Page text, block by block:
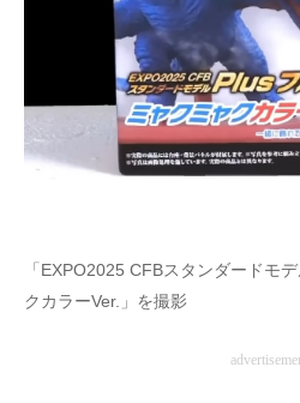
「EXPO2025 CFBスタンダードモ
クカラーVer.」を撮影